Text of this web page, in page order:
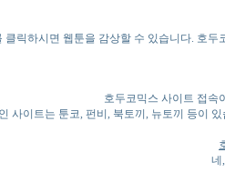
클릭하시면 웹툰을 감상할 수 있습니다. 호
호두코믹스 사이트 접속
사이트는 툰코, 펀비, 북토끼, 뉴토끼 등이
네